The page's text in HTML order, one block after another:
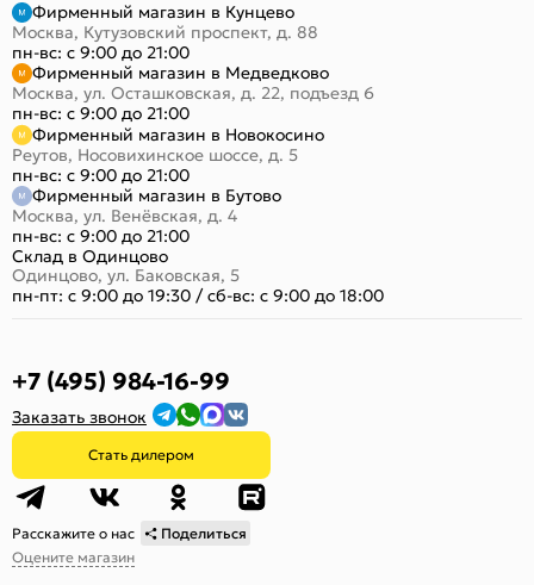
Фирменный магазин в Кунцево
Москва, Кутузовский проспект, д. 88
пн-вс: с 9:00 до 21:00
Фирменный магазин в Медведково
Москва, ул. Осташковская, д. 22, подъезд 6
пн-вс: с 9:00 до 21:00
Фирменный магазин в Новокосино
Реутов, Носовихинское шоссе, д. 5
пн-вс: с 9:00 до 21:00
Фирменный магазин в Бутово
Москва, ул. Венёвская, д. 4
пн-вс: с 9:00 до 21:00
Склад в Одинцово
Одинцово, ул. Баковская, 5
пн-пт: с 9:00 до 19:30 /сб-вс: с 9:00 до 18:00
+7 (495) 984-16-99
Заказать звонок
Стать дилером
Расскажите о нас
Поделиться
Оцените магазин